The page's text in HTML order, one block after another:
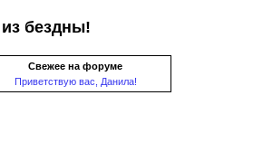
бездны!
Свежее на форуме
Приветствую вас, Данила!